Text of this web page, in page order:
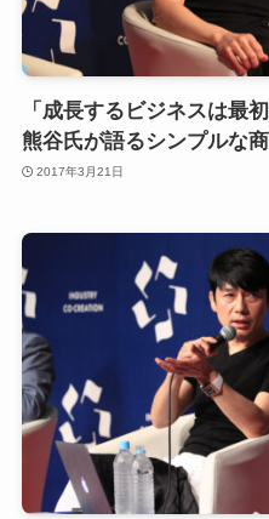
「成長するビジネスは最
熊谷氏が語るシンプルな
2017年3月21日